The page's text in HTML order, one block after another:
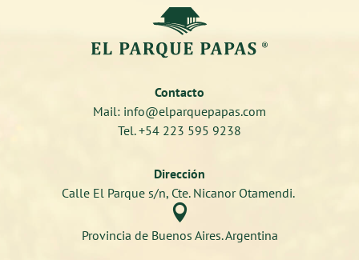
Contacto
Mail: info@elparquepapas.com
Tel. +54 223 595 9238
Dirección
Calle El Parque s/n, Cte. Nicanor Otamendi.

Provincia de Buenos Aires. Argentina